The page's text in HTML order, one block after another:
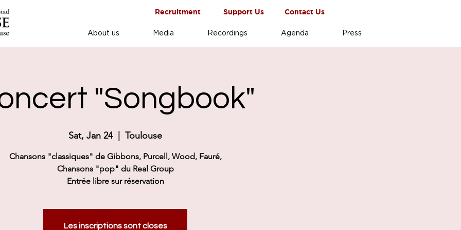
Recruitment Support Us Contact Us
About us Media Recordings Agenda Press
"Songbook"
Sat, Jan 24
  |
Toulouse
Chansons "classiques" de Gibbons, Purcell, Wood, Fauré,
Chansons "pop" du Real Group
Entrée libre sur réservation
Les inscriptions sont closes